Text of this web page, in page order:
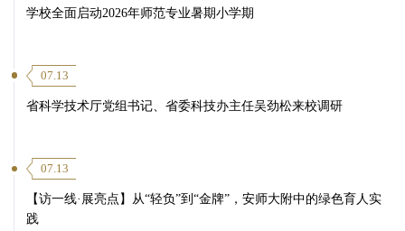
学校全面启动2026年师范专业暑期小学期
07.13
省科学技术厅党组书记、省委科技办主任吴劲松来校调研
07.13
【访一线·展亮点】从“轻负”到“金牌”，安师大附中的绿色育人实
践